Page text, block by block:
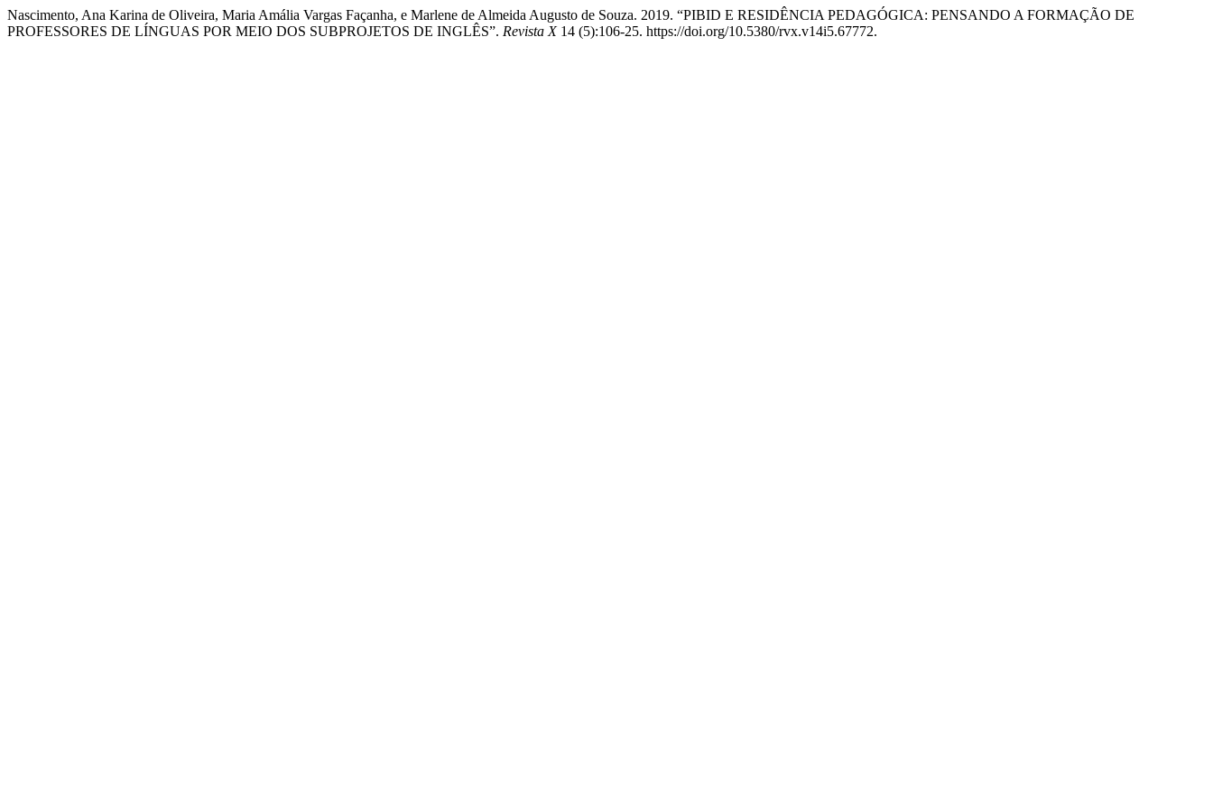
Nascimento, Ana Karina de Oliveira, Maria Amália Vargas Façanha, e Marlene de Almeida Augusto de Souza. 2019. “PIBID E RESIDÊNCIA PEDAGÓGICA: PENSANDO A FORMAÇÃO DE
PROFESSORES DE LÍNGUAS POR MEIO DOS SUBPROJETOS DE INGLÊS”. Revista X14 (5):106-25. https://doi.org/10.5380/rvx.v14i5.67772.